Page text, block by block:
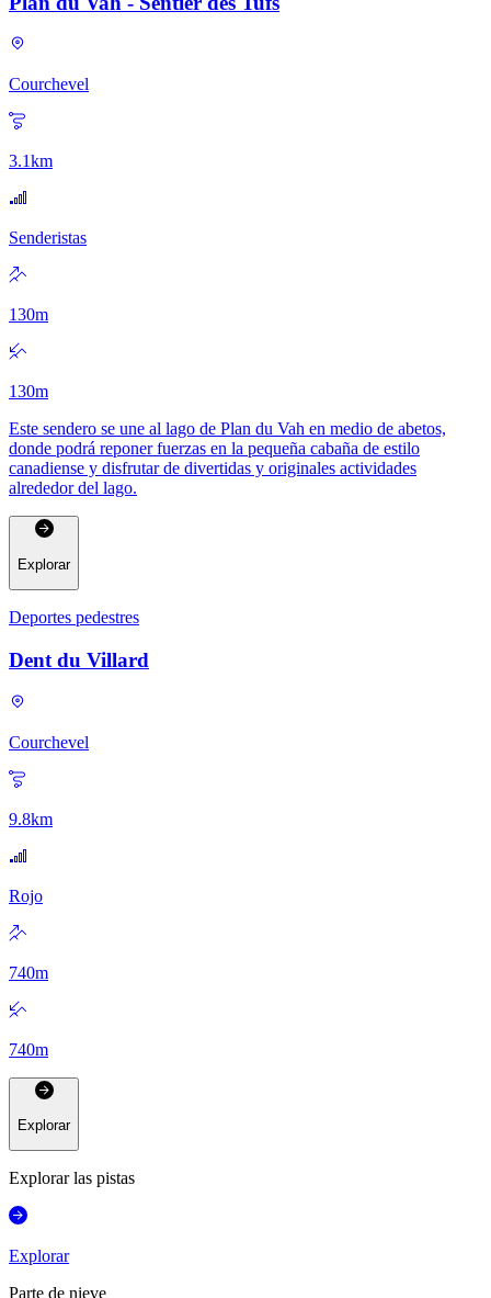
Courchevel
3.1km
Senderistas
130m
130m
Este sendero se une al lago de Plan du Vah en medio de abetos,
donde podrá reponer fuerzas en la pequeña cabaña de estilo
canadiense y disfrutar de divertidas y originales actividades
alrededor del lago.
Explorar
Deportes pedestres
Dent du Villard
Courchevel
9.8km
Rojo
740m
740m
Explorar
Explorar las pistas
Explorar
Parte de nieve